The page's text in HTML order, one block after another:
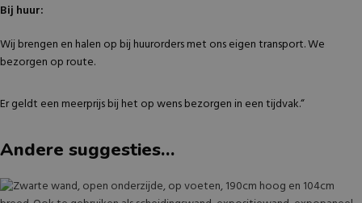
Bij huur:
Wij brengen en halen op bij huurorders met ons eigen transport. We
bezorgen op route.
Er geldt een meerprijs bij het op wens bezorgen in een tijdvak.“
Andere suggesties…